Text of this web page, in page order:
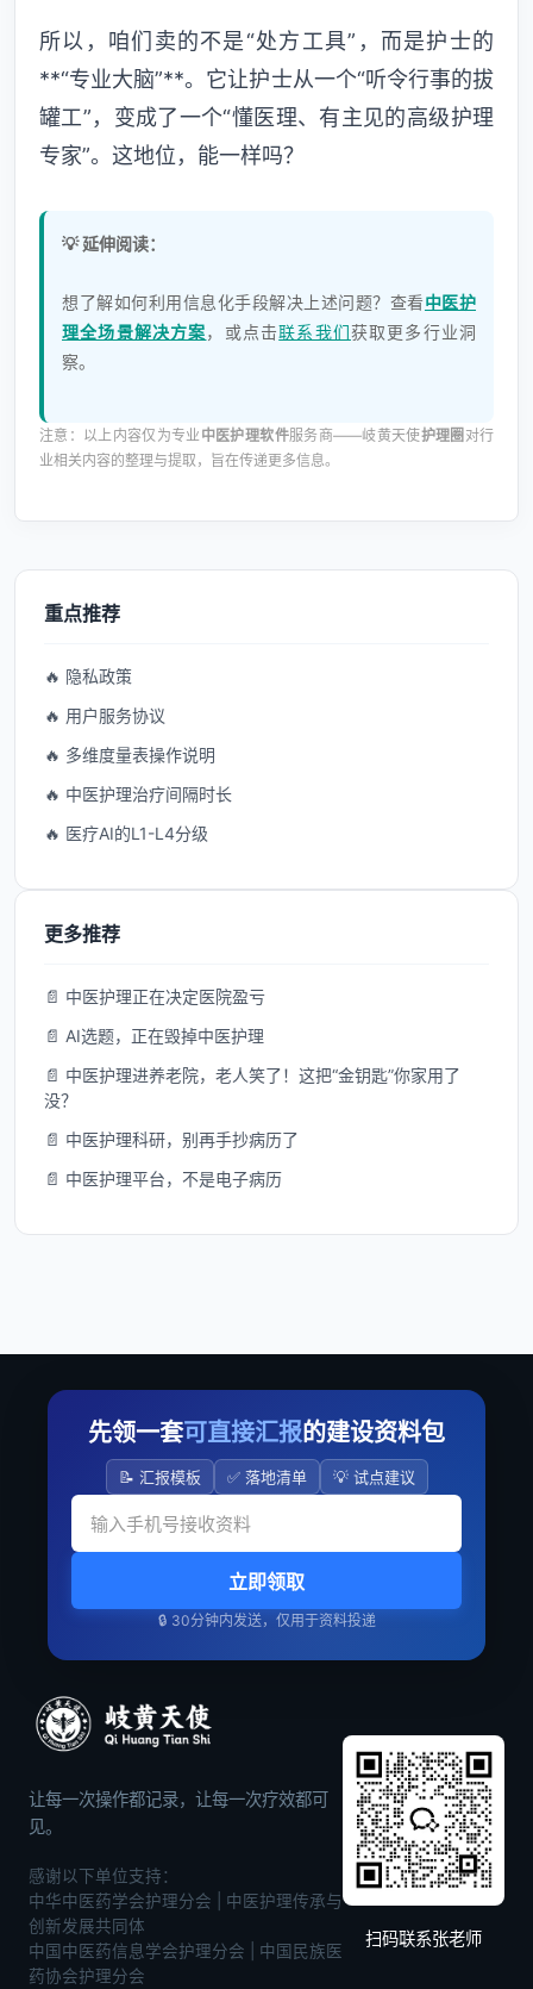
所以，咱们卖的不是“处方工具”，而是护士的
**“专业大脑”**。它让护士从一个“听令行事的拔
罐工”，变成了一个“懂医理、有主见的高级护理
专家”。这地位，能一样吗？
💡 延伸阅读：
想了解如何利用信息化手段解决上述问题？查看中医护
理全场景解决方案，或点击联系我们获取更多行业洞
察。
注意：以上内容仅为专业中医护理软件服务商——岐黄天使护理圈 对行
业相关内容的整理与提取，旨在传递更多信息。
重点推荐
🔥 隐私政策
🔥 用户服务协议
🔥 多维度量表操作说明
🔥 中医护理治疗间隔时长
🔥 医疗AI的L1-L4分级
更多推荐
📄 中医护理正在决定医院盈亏
📄 AI选题，正在毁掉中医护理
📄 中医护理进养老院，老人笑了！这把“金钥匙”你家用了
没？
📄 中医护理科研，别再手抄病历了
📄 中医护理平台，不是电子病历
先领一套可直接汇报的建设资料包
📝 汇报模板 ✅ 落地清单 💡 试点建议
立即领取
🔒 30分钟内发送，仅用于资料投递
让每一次操作都记录，让每一次疗效都可
见。
感谢以下单位支持：
中华中医药学会护理分会 | 中医护理传承与
创新发展共同体
中国中医药信息学会护理分会 | 中国民族医
药协会护理分会
扫码联系张老师